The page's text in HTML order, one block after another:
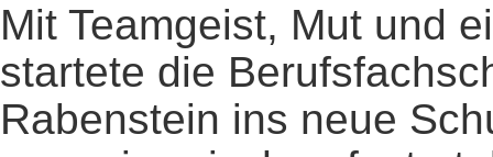
Mit Teamgeist, Mut und
startete die
Rabenstein ins neue